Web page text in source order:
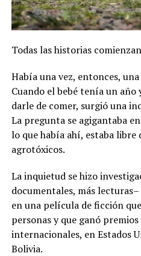
Todas las historias
Había una vez, entonces,
Cuando el bebé tenía un año
darle de comer, surgió una
La pregunta se agigantaba
lo que había ahí, estaba libre
agrotóxicos.
La inquietud se hizo
documentales, más
en una película de ficción
personas y que ganó
internacionales, en Estados
Bolivia.